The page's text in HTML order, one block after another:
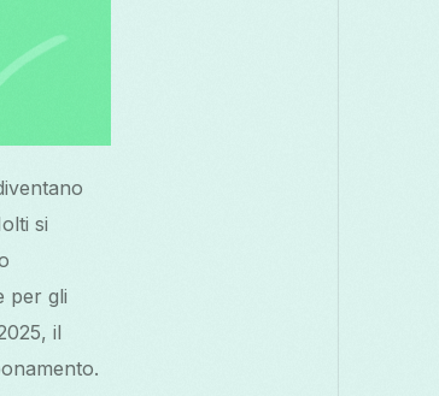
si
per gli
il